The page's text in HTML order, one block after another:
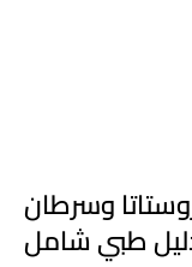
وسرطان
دليل طبي شامل